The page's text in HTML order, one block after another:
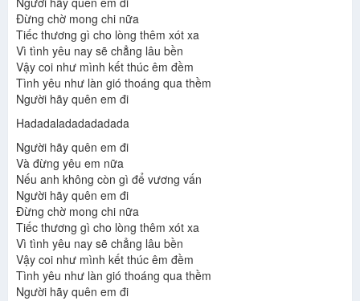
Đừng chờ mong chi nữa
Tiếc thương gì cho lòng thêm xót xa
Vì tình yêu nay sẽ chẳng lâu bền
Vậy coi như mình kết thúc êm đềm
Tình yêu như làn gió thoáng qua thềm
Người hãy quên em đi
Hadadaladadadadada
Người hãy quên em đi
Và đừng yêu em nữa
Nếu anh không còn gì để vương vấn
Người hãy quên em đi
Đừng chờ mong chi nữa
Tiếc thương gì cho lòng thêm xót xa
Vì tình yêu nay sẽ chẳng lâu bền
Vậy coi như mình kết thúc êm đềm
Tình yêu như làn gió thoáng qua thềm
Người hãy quên em đi